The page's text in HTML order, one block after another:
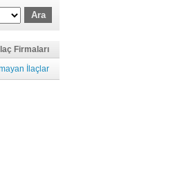
İlaç Firmaları
İlaçlar